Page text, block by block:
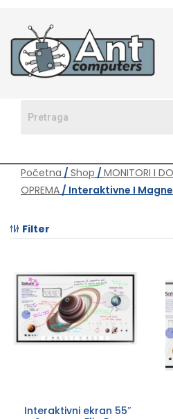
Početna / Shop / MONITORI I
OPREMA / Interaktivne I
Filter
Interaktivni ekran 55″